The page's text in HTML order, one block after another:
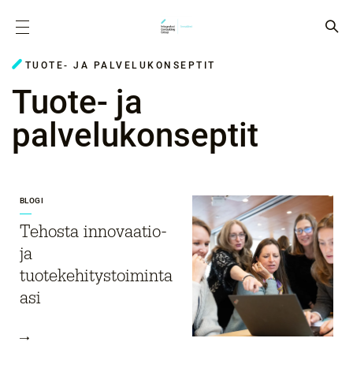
TUOTE- JA PALVELUKONSEPTIT
Tuote- ja
palvelukonseptit
BLOGI
Tehosta innovaatio-
ja
tuotekehitystoiminta
asi